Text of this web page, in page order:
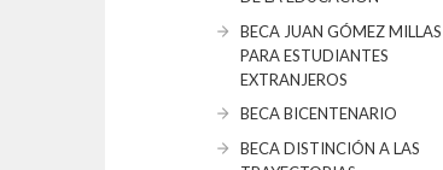
BECA JUAN GÓMEZ MILLAS
PARA ESTUDIANTES
EXTRANJEROS
BECA BICENTENARIO
BECA DISTINCIÓN A LAS